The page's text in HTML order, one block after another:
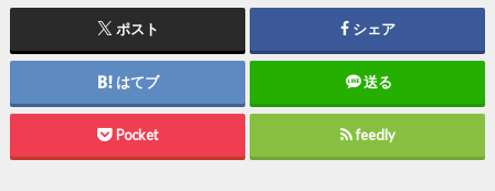
ポスト シェア
はてブ 送る
Pocket feedly